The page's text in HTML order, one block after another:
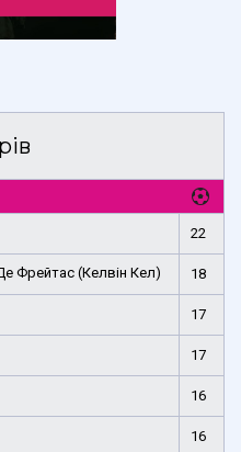
22
Фрейтас (Келвін Кел) 18
17
17
16
16